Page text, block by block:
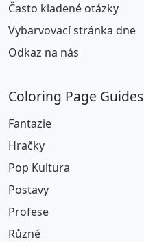
Často kladené otázky
Vybarvovací stránka dne
Odkaz na nás
Coloring Page Guides
Fantazie
Hračky
Pop Kultura
Postavy
Profese
Různé